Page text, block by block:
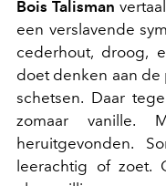
Bois Talisman
een verslavende
cederhout, droog,
doet denken aan
schetsen. Daar
zomaar vanille.
heruitgevonden.
leerachtig of zoet.